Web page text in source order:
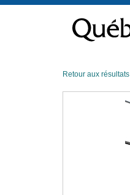
contenu
Retour aux résultats